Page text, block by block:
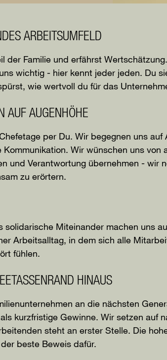
ARBEITSUMFELD
der Familie und erfährst
wichtig - hier kennt jeder jeden. Du
wie wertvoll du für das
AUF AUGENHÖHE
per Du. Wir begegnen uns auf
Kommunikation. Wir wünschen uns von
und Verantwortung übernehmen - wir
zu erörtern.
solidarische Miteinander machen uns
Arbeitsalltag, in dem sich alle
fühlen.
HINAUS
an die nächsten
kurzfristige Gewinne. Wir setzen auf
steht an erster Stelle. Die
beste Beweis dafür.